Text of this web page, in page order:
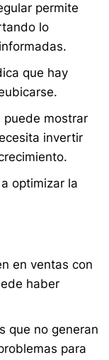
permite
lo
que hay
puede mostrar
invertir
optimizar la
en ventas con
haber
que no generan
para